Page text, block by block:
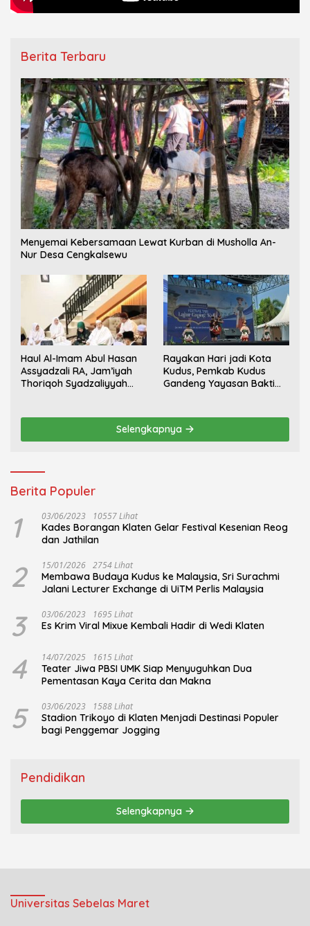
Berita Terbaru
Menyemai Kebersamaan Lewat Kurban di Musholla An-
Nur Desa Cengkalsewu
Haul Al-Imam Abul Hasan
Assyadzali RA, Jam’iyah
Thoriqoh Syadzaliyyah
Rayakan Hari jadi Kota
Kudus, Pemkab Kudus
Gandeng Yayasan Bakti
Selengkapnya
Berita Populer
1 03/06/2023 10557 Lihat
Kades Borangan Klaten Gelar Festival Kesenian Reog
dan Jathilan
2 15/01/2026 2754 Lihat
Membawa Budaya Kudus ke Malaysia, Sri Surachmi
Jalani Lecturer Exchange di UiTM Perlis Malaysia
3 03/06/2023 1695 Lihat
Es Krim Viral Mixue Kembali Hadir di Wedi Klaten
4 14/07/2025 1615 Lihat
Teater Jiwa PBSI UMK Siap Menyuguhkan Dua
Pementasan Kaya Cerita dan Makna
5 03/06/2023 1588 Lihat
Stadion Trikoyo di Klaten Menjadi Destinasi Populer
bagi Penggemar Jogging
Pendidikan
Selengkapnya
Universitas Sebelas Maret